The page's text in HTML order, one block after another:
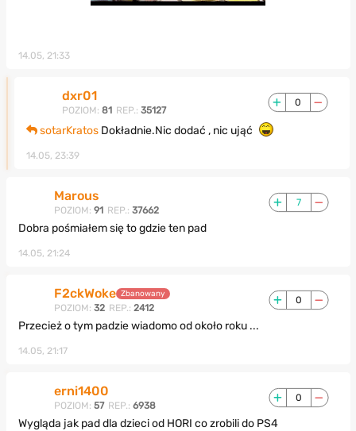
14.05, 21:33
dxr01
POZIOM: 81 REP.: 35127
0
sotarKratos Dokładnie.Nic dodać , nic ująć
14.05, 23:39
Marous
POZIOM: 91 REP.: 37662
7
Dobra pośmiałem się to gdzie ten pad
14.05, 21:24
F2ckWoke Zbanowany
POZIOM: 32 REP.: 2412
0
Przecież o tym padzie wiadomo od około roku ...
14.05, 21:17
erni1400
POZIOM: 57 REP.: 6938
0
Wygląda jak pad dla dzieci od HORI co zrobili do PS4